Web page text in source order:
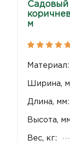
м
Материал:
Ширина,
Длина, мм:
Высота,
Вес, кг: